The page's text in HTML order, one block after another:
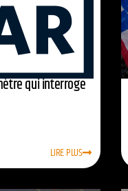
qui interroge
LIRE PLUS